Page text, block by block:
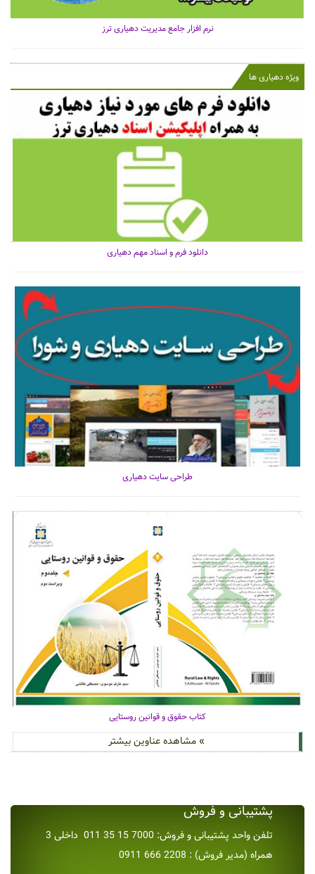
نرم افزار جامع مدیریت دهیاری ترز
ویژه دهیاری ها
دانلود فرم و اسناد مهم دهیاری
طراحی سایت دهیاری
کتاب حقوق و قوانین روستایی
» مشاهده عناوین بیشتر
پشتیبانی و فروش
تلفن واحد پشتیبانی و فروش: 7000 15 35 011 داخلی 3
همراه (مدیر فروش) : 2208 666 0911